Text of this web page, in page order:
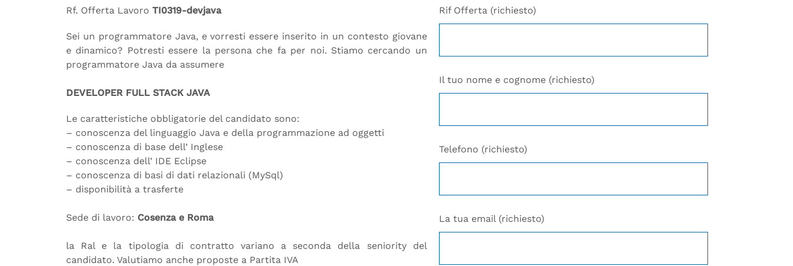
Rf. Offerta Lavoro TI0319-devjava
Sei un programmatore Java, e vorresti essere inserito in un contesto giovane
e dinamico? Potresti essere la persona che fa per noi. Stiamo cercando un
programmatore Java da assumere
DEVELOPER FULL STACK JAVA
Le caratteristiche obbligatorie del candidato sono:
– conoscenza del linguaggio Java e della programmazione ad oggetti
– conoscenza di base dell’ Inglese
– conoscenza dell’ IDE Eclipse
– conoscenza di basi di dati relazionali (MySql)
– disponibilità a trasferte
Sede di lavoro: Cosenza e Roma
la Ral e la tipologia di contratto variano a seconda della seniority del
candidato. Valutiamo anche proposte a Partita IVA
Rif Offerta (richiesto)
Il tuo nome e cognome (richiesto)
Telefono (richiesto)
La tua email (richiesto)